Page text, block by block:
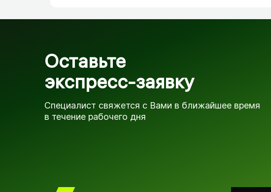
Оставьте
экспресс-заявку
Специалист свяжется с Вами в ближайшее время
в течение рабочего дня